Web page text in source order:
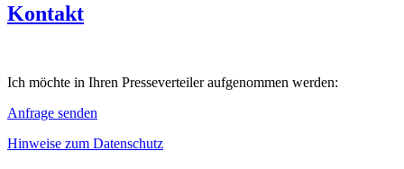
Kontakt
Ich möchte in Ihren Presseverteiler aufgenommen werden:
Anfrage senden
Hinweise zum Datenschutz